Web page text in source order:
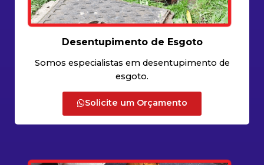
Desentupimento de Esgoto
Somos especialistas em desentupimento de
esgoto.
Solicite um Orçamento